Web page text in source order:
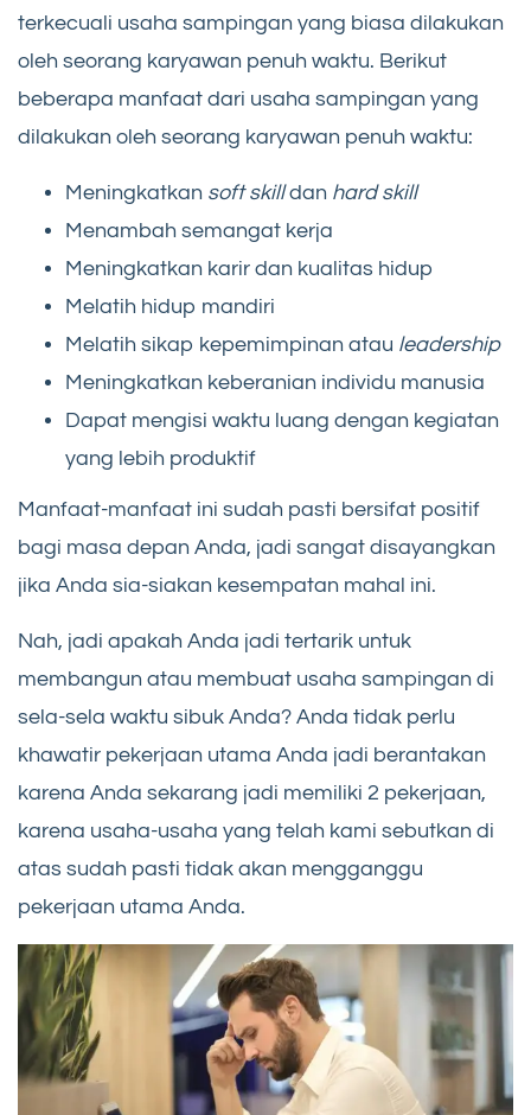
terkecuali usaha sampingan yang biasa dilakukan
oleh seorang karyawan penuh waktu. Berikut
beberapa manfaat dari usaha sampingan yang
dilakukan oleh seorang karyawan penuh waktu:
Meningkatkan soft skilldan hard skill
Menambah semangat kerja
Meningkatkan karir dan kualitas hidup
Melatih hidup mandiri
Melatih sikap kepemimpinan atau leadership
Meningkatkan keberanian individu manusia
Dapat mengisi waktu luang dengan kegiatan
yang lebih produktif
Manfaat-manfaat ini sudah pasti bersifat positif
bagi masa depan Anda, jadi sangat disayangkan
jika Anda sia-siakan kesempatan mahal ini.
Nah, jadi apakah Anda jadi tertarik untuk
membangun atau membuat usaha sampingan di
sela-sela waktu sibuk Anda? Anda tidak perlu
khawatir pekerjaan utama Anda jadi berantakan
karena Anda sekarang jadi memiliki 2 pekerjaan,
karena usaha-usaha yang telah kami sebutkan di
atas sudah pasti tidak akan mengganggu
pekerjaan utama Anda.